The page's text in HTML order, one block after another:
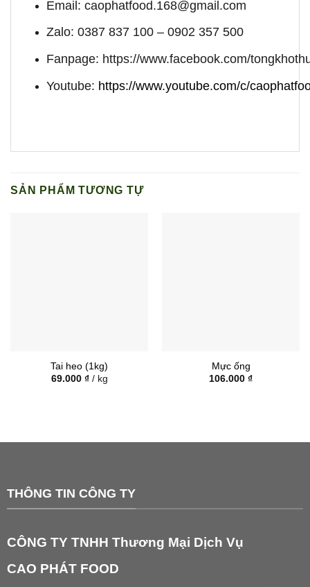
Email: caophatfood.168@gmail.com
Zalo: 0387 837 100 – 0902 357 500
Fanpage: https://www.facebook.com/
Youtube: https://www.youtube.com/c/
SẢN PHẨM TƯƠNG TỰ
Tai heo (1kg)
69.000 ₫/ kg
Mực ống
106.000 ₫
THÔNG TIN CÔNG TY
CÔNG TY TNHH Thương Mại Dịch Vụ
CAO PHÁT FOOD